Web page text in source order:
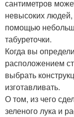
сантиметров
невысоких
помощью
табуреточки.
Когда вы
расположением
выбрать
изготавливать.
О том, из чего
зеленого лука и